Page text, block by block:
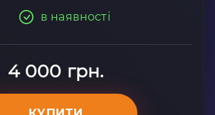
в наявності
4 000 грн.